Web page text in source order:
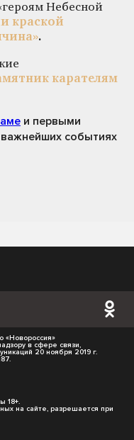
Небесной
краской
.
карателям
и первыми
важнейших событиях
«Новороссия»
в сфере связи,
20 ноября 2019 г.
18+.
на сайте, разрешается при